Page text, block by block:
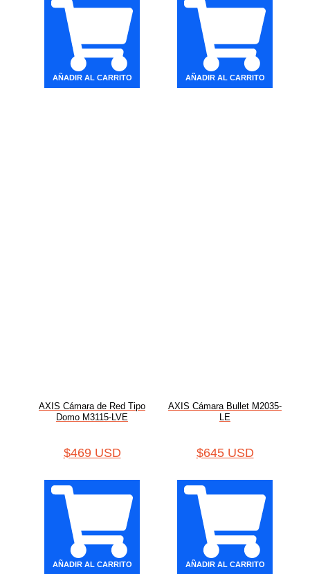
AÑADIR AL CARRITO AÑADIR AL CARRITO
AXIS Cámara de Red Tipo
Domo M3115-LVE
$469 USD
AÑADIR AL CARRITO
AXIS Cámara Bullet M2035-
LE
$645 USD
AÑADIR AL CARRITO